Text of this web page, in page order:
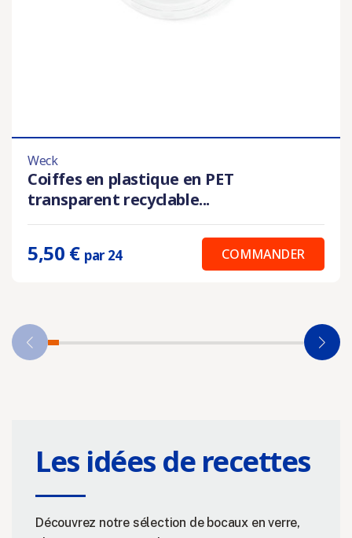
Weck
Coiffes en plastique en PET
transparent recyclable...
5,50 € par 24 COMMANDER
Les idées de recettes
Découvrez notre sélection de bocaux en verre,